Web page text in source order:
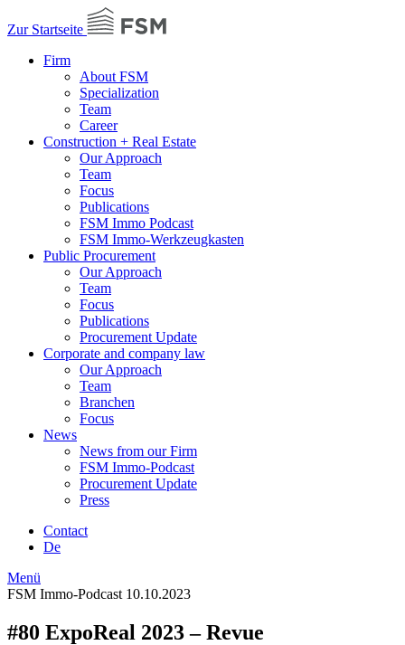
Zur Startseite
Firm
About FSM
Specialization
Team
Career
Construction + Real Estate
Our Approach
Team
Focus
Publications
FSM Immo Podcast
FSM Immo-Werkzeugkasten
Public Procurement
Our Approach
Team
Focus
Publications
Procurement Update
Corporate and company law
Our Approach
Team
Branchen
Focus
News
News from our Firm
FSM Immo-Podcast
Procurement Update
Press
Contact
De
Menü
FSM Immo-Podcast 10.10.2023
#80 ExpoReal 2023 – Revue